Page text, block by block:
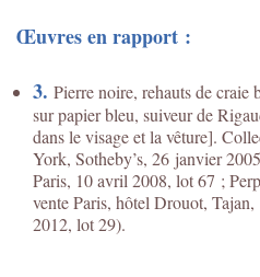
Œuvres en rapport :
3. Pierre noire, rehauts de craie
sur papier bleu, suiveur de
dans le visage et la vêture].
York, Sotheby’s, 26 janvier
Paris, 10 avril 2008, lot 67 ;
vente Paris, hôtel Drouot,
2012, lot 29).